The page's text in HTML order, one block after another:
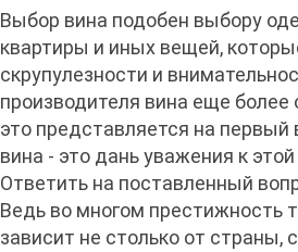
Выбор вина подобен выбору
квартиры и иных вещей,
скрупулезности и
производителя вина еще
это представляется на
вина - это дань уважения к
Ответить на поставленный
Ведь во многом престижность
зависит не столько от страны,